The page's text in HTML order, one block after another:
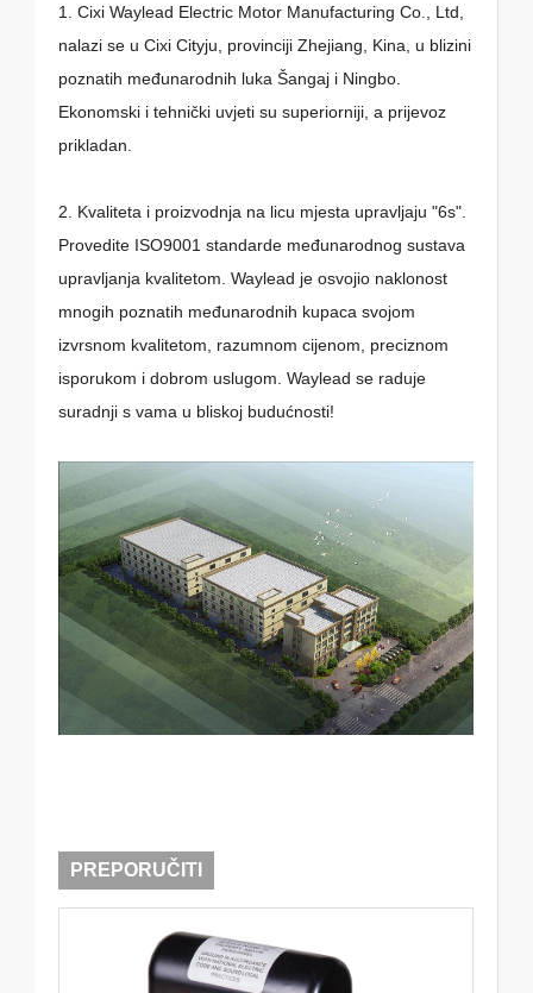
1. Cixi Waylead Electric Motor Manufacturing Co., Ltd,
nalazi se u Cixi Cityju, provinciji Zhejiang, Kina, u blizini
poznatih međunarodnih luka Šangaj i Ningbo.
Ekonomski i tehnički uvjeti su superiorniji, a prijevoz
prikladan.
2. Kvaliteta i proizvodnja na licu mjesta upravljaju "6s".
Provedite ISO9001 standarde međunarodnog sustava
upravljanja kvalitetom. Waylead je osvojio naklonost
mnogih poznatih međunarodnih kupaca svojom
izvrsnom kvalitetom, razumnom cijenom, preciznom
isporukom i dobrom uslugom. Waylead se raduje
suradnji s vama u bliskoj budućnosti!
PREPORUČITI